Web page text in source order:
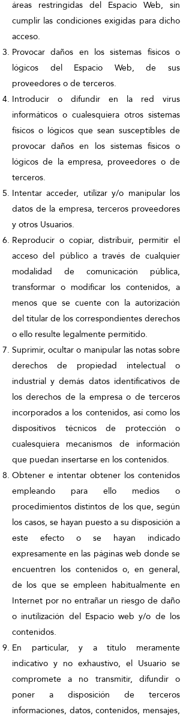
áreas restringidas del Espacio Web, sin
cumplir las condiciones exigidas para dicho
acceso.
Provocar daños en los sistemas físicos o
lógicos del Espacio Web, de sus
proveedores o de terceros.
Introducir o difundir en la red virus
informáticos o cualesquiera otros sistemas
físicos o lógicos que sean susceptibles de
provocar daños en los sistemas físicos o
lógicos de la empresa, proveedores o de
terceros.
Intentar acceder, utilizar y/o manipular los
datos de la empresa, terceros proveedores
y otros Usuarios.
Reproducir o copiar, distribuir, permitir el
acceso del público a través de cualquier
modalidad de comunicación pública,
transformar o modificar los contenidos, a
menos que se cuente con la autorización
del titular de los correspondientes derechos
o ello resulte legalmente permitido.
Suprimir, ocultar o manipular las notas sobre
derechos de propiedad intelectual o
industrial y demás datos identificativos de
los derechos de la empresa o de terceros
incorporados a los contenidos, así como los
dispositivos técnicos de protección o
cualesquiera mecanismos de información
que puedan insertarse en los contenidos.
Obtener e intentar obtener los contenidos
empleando para ello medios o
procedimientos distintos de los que, según
los casos, se hayan puesto a su disposición a
este efecto o se hayan indicado
expresamente en las páginas web donde se
encuentren los contenidos o, en general,
de los que se empleen habitualmente en
Internet por no entrañar un riesgo de daño
o inutilización del Espacio web y/o de los
contenidos.
En particular, y a título meramente
indicativo y no exhaustivo, el Usuario se
compromete a no transmitir, difundir o
poner a disposición de terceros
informaciones, datos, contenidos, mensajes,